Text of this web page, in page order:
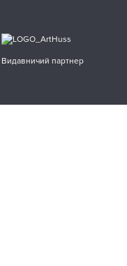
Видавничий партнер